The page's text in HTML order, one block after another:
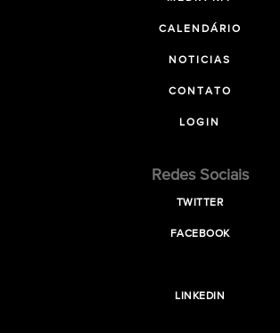
CALENDÁRIO
NOTICIAS
CONTATO
LOGIN
Redes Sociais
TWITTER
FACEBOOK
LINKEDIN